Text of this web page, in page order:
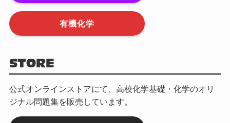
有機化学
STORE
公式オンラインストアにて、高校化学基礎・化学のオリ
ジナル問題集を販売しています。